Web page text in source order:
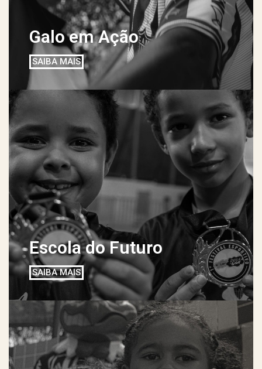
Galo em Ação​
SAIBA MAIS
Escola do Futuro
SAIBA MAIS